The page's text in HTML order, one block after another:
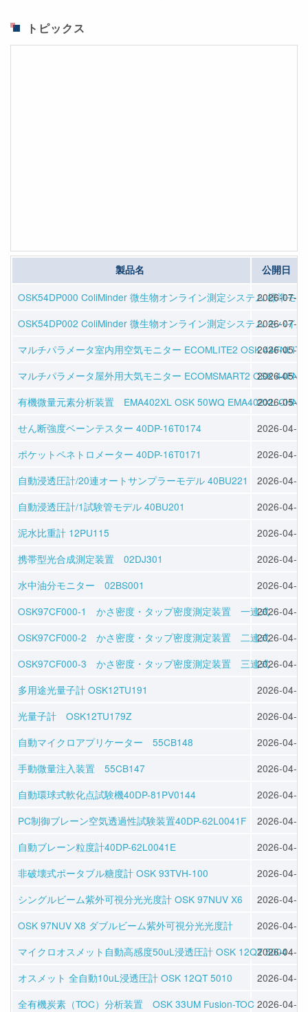
トピックス
製品名 公開日
OSK54DP000 ColiMinder 微生物オンライン測定システム 標準モ
2026-07-08
OSK54DP002 ColiMinder 微生物オンライン測定システム モバイ
2026-07-08
マルチパラメータ室内用空気モニター ECOMLITE2 OSK2026-05-01
マルチパラメータ屋外用大気モニター ECOMSMART2 OSK2026-05-01
有機微量元素分析装置 EMA402XL OSK 50WQ EMA402XL CHNS
2026-05-01
せん断強度ベーンテスター 40DP-16T0174
2026-04-30
ポケットペネトロメーター 40DP-16T0171
2026-04-30
自動浸透圧計/20連オートサンプラーモデル 40BU221
2026-04-30
自動浸透圧計/1試験管モデル 40BU201
2026-04-30
泥水比重計 12PU115
2026-04-30
携帯型光合成測定装置 02DJ301
2026-04-30
水中油分モニター 02BS001
2026-04-30
OSK97CF000-1 かさ密度・タップ密度測定装置 一連式2026-04-30
OSK97CF000-2 かさ密度・タップ密度測定装置 二連式2026-04-30
OSK97CF000-3 かさ密度・タップ密度測定装置 三連式2026-04-30
多用途光量子計 OSK12TU191
2026-04-28
光量子計 OSK12TU179Z
2026-04-28
自動マイクロアプリケーター 55CB148
2026-04-28
手動微量注入装置 55CB147
2026-04-28
自動環球式軟化点試験機40DP-81PV0144
2026-04-28
PC制御ブレーン空気透過性試験装置40DP-62L0041F
2026-04-28
自動ブレーン粒度計40DP-62L0041E
2026-04-28
非破壊式ポータブル糖度計 OSK 93TVH-100
2026-04-22
シングルビーム紫外可視分光光度計 OSK 97NUV X6
2026-04-20
OSK 97NUV X8 ダブルビーム紫外可視分光光度計
2026-04-20
マイクロオスメット自動高感度50uL浸透圧計 OSK 12QT 5004
2026-04-17
オスメット 全自動10uL浸透圧計 OSK 12QT 5010
2026-04-17
全有機炭素（TOC）分析装置 OSK 33UM Fusion-TOC 2026-04-16